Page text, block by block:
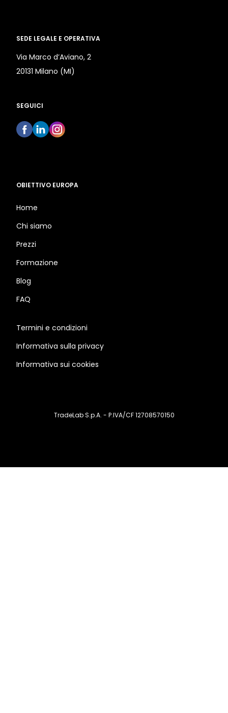
SEDE LEGALE E OPERATIVA
Via Marco d’Aviano, 2
20131 Milano (MI)
SEGUICI
OBIETTIVO EUROPA
Home
Chi siamo
Prezzi
Formazione
Blog
FAQ
Termini e condizioni
Informativa sulla privacy
Informativa sui cookies
TradeLab S.p.A. - P.IVA/CF 12708570150